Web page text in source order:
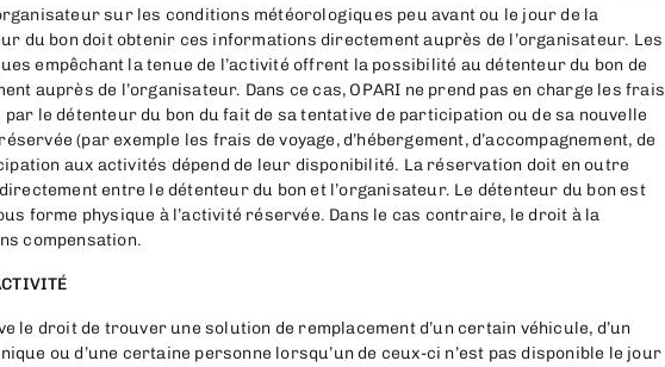
sur les conditions météorologiques peu avant ou le jour de la
du bon doit obtenir ces informations directement auprès de l’organisateur. Les
empêchant la tenue de l’activité offrent la possibilité au détenteur du bon de
auprès de l’organisateur. Dans ce cas, OPARI ne prend pas en charge les frais
par le détenteur du bon du fait de sa tentative de participation ou de sa nouvelle
(par exemple les frais de voyage, d’hébergement, d’accompagnement, de
aux activités dépend de leur disponibilité. La réservation doit en outre
entre le détenteur du bon et l’organisateur. Le détenteur du bon est
forme physique à l’activité réservée. Dans le cas contraire, le droit à la
compensation.
le droit de trouver une solution de remplacement d’un certain véhicule, d’un
ou d’une certaine personne lorsqu’un de ceux-ci n’est pas disponible le jour